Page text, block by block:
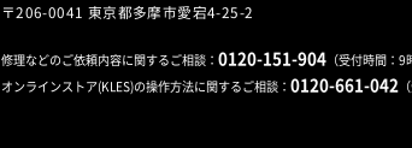
〒206-0041 東京都多摩市愛宕4-25-2
修理などのご依頼内容に関するご相談： 0120-151-904（受付時間：9
オンラインストア(KLES)の操作方法に関するご相談： 0120-661-042